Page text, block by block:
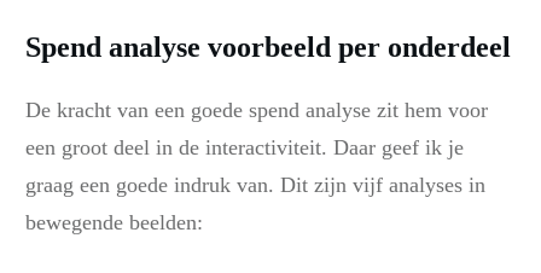
Spend analyse voorbeeld per onderdeel
De kracht van een goede spend analyse zit hem voor
een groot deel in de interactiviteit. Daar geef ik je
graag een goede indruk van. Dit zijn vijf analyses in
bewegende beelden: